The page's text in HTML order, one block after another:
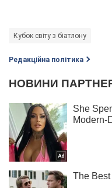
Кубок світу з біатлону
Редакційна політика